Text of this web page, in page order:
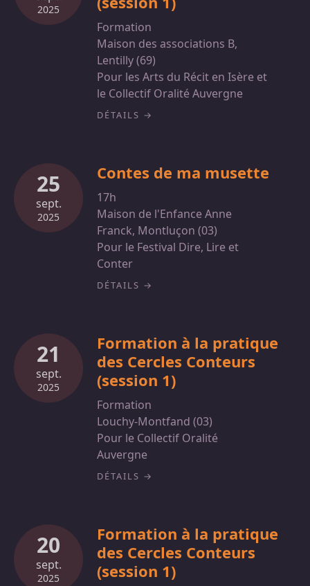
2025
Formation
Maison des associations B,
Lentilly (69)
Pour les Arts du Récit en Isère et
le Collectif Oralité Auvergne
DÉTAILS
25
sept.
2025
Contes de ma musette
17h
Maison de l'Enfance Anne
Franck, Montluçon (03)
Pour le Festival Dire, Lire et
Conter
DÉTAILS
21
sept.
2025
Formation à la pratique
des Cercles Conteurs
(session 1)
Formation
Louchy-Montfand (03)
Pour le Collectif Oralité
Auvergne
DÉTAILS
20
sept.
2025
Formation à la pratique
des Cercles Conteurs
(session 1)